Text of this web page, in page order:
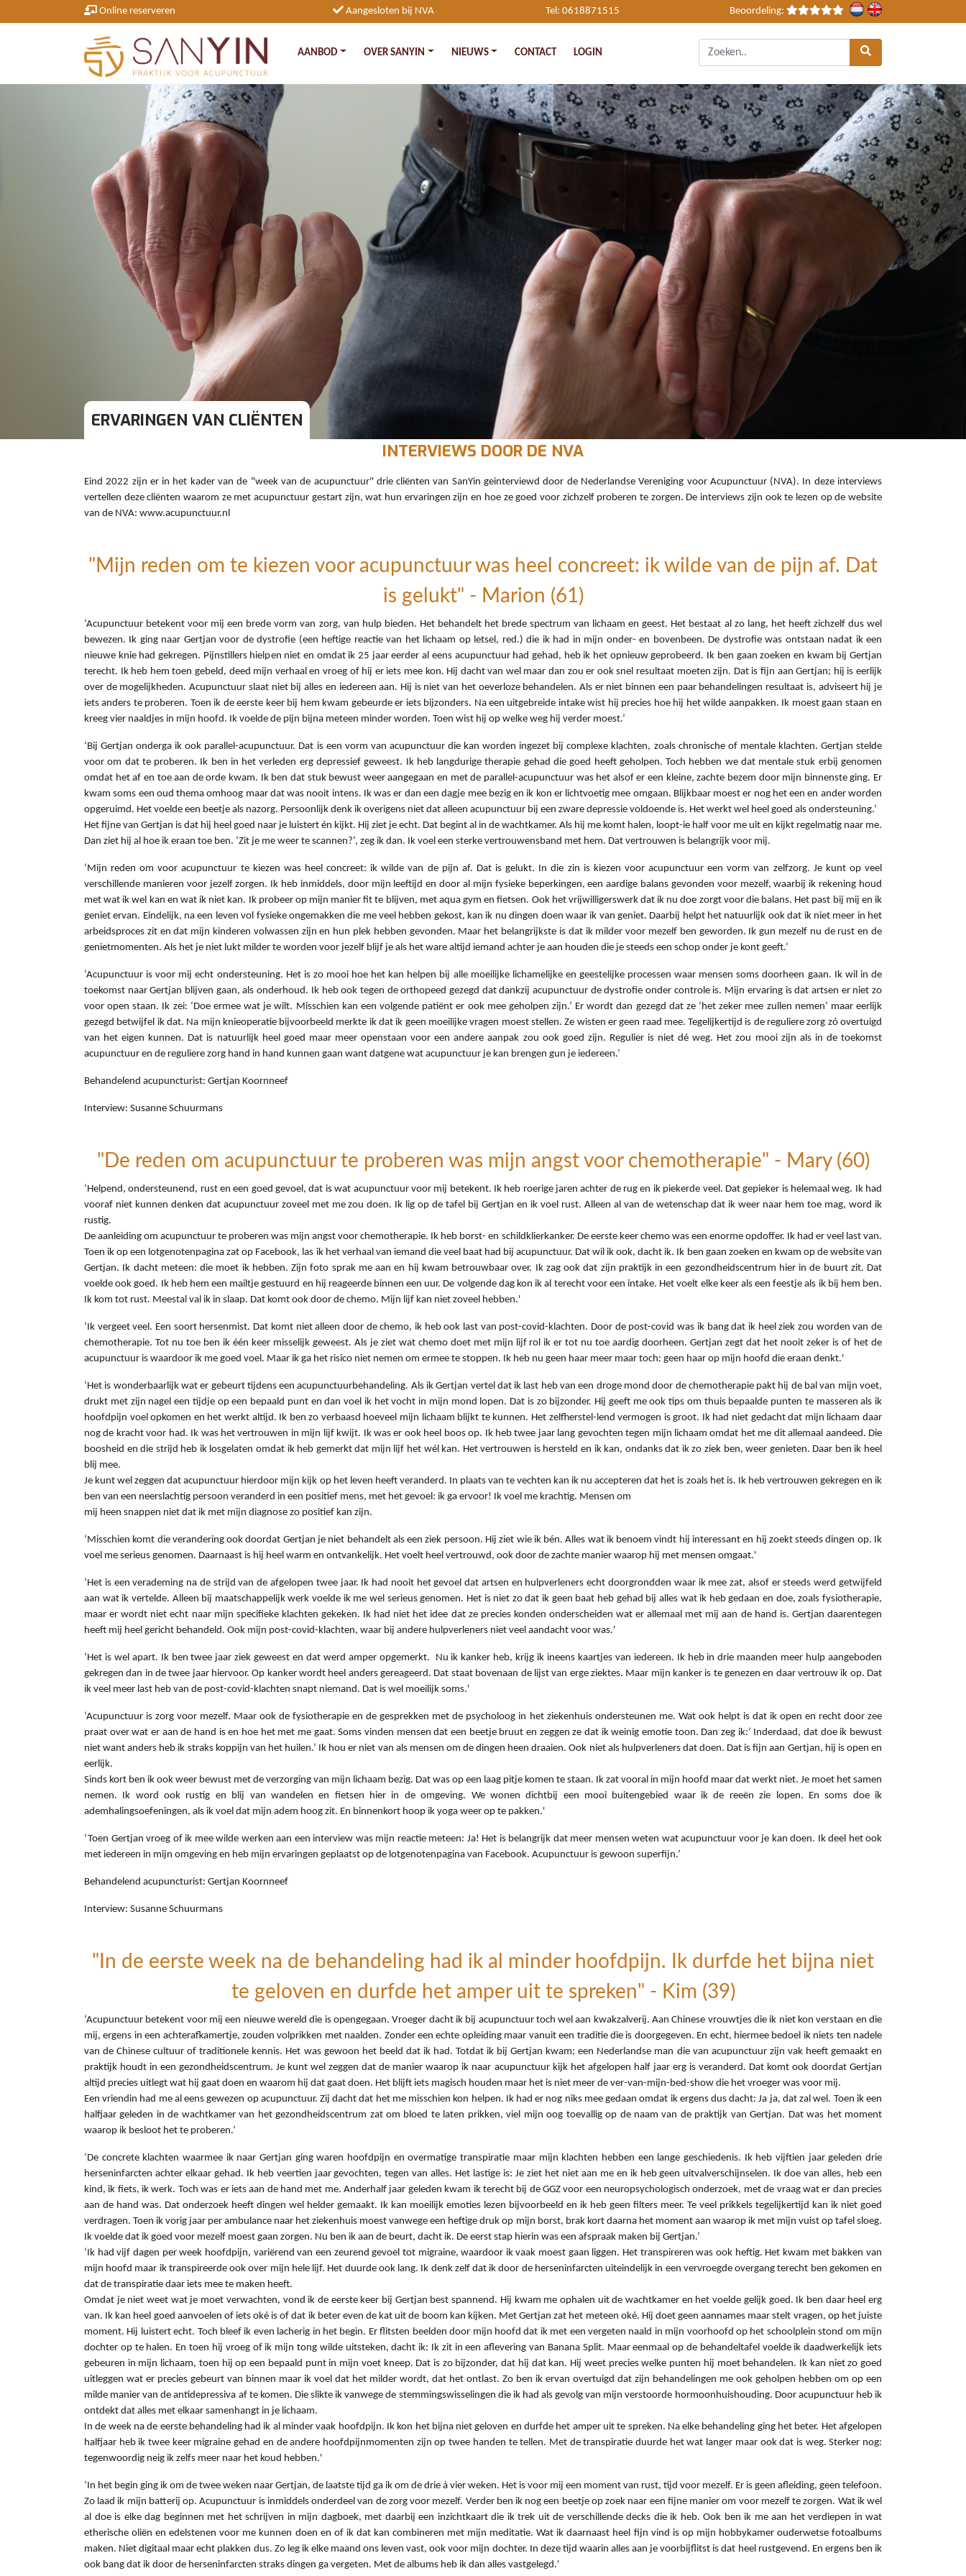
Online reserveren Aangesloten bij NVA Tel: 0618871515 Beoordeling:
AANBOD OVER SANYIN NIEUWS CONTACT LOGIN
ERVARINGEN VAN CLIËNTEN
INTERVIEWS DOOR DE NVA
Eind 2022 zijn er in het kader van de "week van de acupunctuur" drie cliënten van SanYin geinterviewd door de Nederlandse Vereniging voor Acupunctuur (NVA). In deze interviews
vertellen deze cliënten waarom ze met acupunctuur gestart zijn, wat hun ervaringen zijn en hoe ze goed voor zichzelf proberen te zorgen. De interviews zijn ook te lezen op de website
van de NVA: www.acupunctuur.nl
"Mijn reden om te kiezen voor acupunctuur was heel concreet: ik wilde van de pijn af. Dat
is gelukt" - Marion (61)
‘Acupunctuur betekent voor mij een brede vorm van zorg, van hulp bieden. Het behandelt het brede spectrum van lichaam en geest. Het bestaat al zo lang, het heeft zichzelf dus wel
bewezen. Ik ging naar Gertjan voor de dystrofie (een heftige reactie van het lichaam op letsel, red.) die ik had in mijn onder- en bovenbeen. De dystrofie was ontstaan nadat ik een
nieuwe knie had gekregen. Pijnstillers hielpen niet en omdat ik 25 jaar eerder al eens acupunctuur had gehad, heb ik het opnieuw geprobeerd. Ik ben gaan zoeken en kwam bij Gertjan
terecht. Ik heb hem toen gebeld, deed mijn verhaal en vroeg of hij er iets mee kon. Hij dacht van wel maar dan zou er ook snel resultaat moeten zijn. Dat is fijn aan Gertjan; hij is eerlijk
over de mogelijkheden. Acupunctuur slaat niet bij alles en iedereen aan. Hij is niet van het oeverloze behandelen. Als er niet binnen een paar behandelingen resultaat is, adviseert hij je
iets anders te proberen. Toen ik de eerste keer bij hem kwam gebeurde er iets bijzonders. Na een uitgebreide intake wist hij precies hoe hij het wilde aanpakken. Ik moest gaan staan en
kreeg vier naaldjes in mijn hoofd. Ik voelde de pijn bijna meteen minder worden. Toen wist hij op welke weg hij verder moest.’
‘Bij Gertjan onderga ik ook parallel-acupunctuur. Dat is een vorm van acupunctuur die kan worden ingezet bij complexe klachten, zoals chronische of mentale klachten. Gertjan stelde
voor om dat te proberen. Ik ben in het verleden erg depressief geweest. Ik heb langdurige therapie gehad die goed heeft geholpen. Toch hebben we dat mentale stuk erbij genomen
omdat het af en toe aan de orde kwam. Ik ben dat stuk bewust weer aangegaan en met de parallel-acupunctuur was het alsof er een kleine, zachte bezem door mijn binnenste ging. Er
kwam soms een oud thema omhoog maar dat was nooit intens. Ik was er dan een dagje mee bezig en ik kon er lichtvoetig mee omgaan. Blijkbaar moest er nog het een en ander worden
opgeruimd. Het voelde een beetje als nazorg. Persoonlijk denk ik overigens niet dat alleen acupunctuur bij een zware depressie voldoende is. Het werkt wel heel goed als ondersteuning.’
Het fijne van Gertjan is dat hij heel goed naar je luistert én kijkt. Hij ziet je echt. Dat begint al in de wachtkamer. Als hij me komt halen, loopt-ie half voor me uit en kijkt regelmatig naar me.
Dan ziet hij al hoe ik eraan toe ben. ‘Zit je me weer te scannen?’, zeg ik dan. Ik voel een sterke vertrouwensband met hem. Dat vertrouwen is belangrijk voor mij.
‘Mijn reden om voor acupunctuur te kiezen was heel concreet: ik wilde van de pijn af. Dat is gelukt. In die zin is kiezen voor acupunctuur een vorm van zelfzorg. Je kunt op veel
verschillende manieren voor jezelf zorgen. Ik heb inmiddels, door mijn leeftijd en door al mijn fysieke beperkingen, een aardige balans gevonden voor mezelf, waarbij ik rekening houd
met wat ik wel kan en wat ik niet kan. Ik probeer op mijn manier fit te blijven, met aqua gym en fietsen. Ook het vrijwilligerswerk dat ik nu doe zorgt voor die balans. Het past bij mij en ik
geniet ervan. Eindelijk, na een leven vol fysieke ongemakken die me veel hebben gekost, kan ik nu dingen doen waar ik van geniet. Daarbij helpt het natuurlijk ook dat ik niet meer in het
arbeidsproces zit en dat mijn kinderen volwassen zijn en hun plek hebben gevonden. Maar het belangrijkste is dat ik milder voor mezelf ben geworden. Ik gun mezelf nu de rust en de
genietmomenten. Als het je niet lukt milder te worden voor jezelf blijf je als het ware altijd iemand achter je aan houden die je steeds een schop onder je kont geeft.’
‘Acupunctuur is voor mij echt ondersteuning. Het is zo mooi hoe het kan helpen bij alle moeilijke lichamelijke en geestelijke processen waar mensen soms doorheen gaan. Ik wil in de
toekomst naar Gertjan blijven gaan, als onderhoud. Ik heb ook tegen de orthopeed gezegd dat dankzij acupunctuur de dystrofie onder controle is. Mijn ervaring is dat artsen er niet zo
voor open staan. Ik zei: ‘Doe ermee wat je wilt. Misschien kan een volgende patiënt er ook mee geholpen zijn.’ Er wordt dan gezegd dat ze ‘het zeker mee zullen nemen’ maar eerlijk
gezegd betwijfel ik dat. Na mijn knieoperatie bijvoorbeeld merkte ik dat ik geen moeilijke vragen moest stellen. Ze wisten er geen raad mee. Tegelijkertijd is de reguliere zorg zó overtuigd
van het eigen kunnen. Dat is natuurlijk heel goed maar meer openstaan voor een andere aanpak zou ook goed zijn. Regulier is niet dé weg. Het zou mooi zijn als in de toekomst
acupunctuur en de reguliere zorg hand in hand kunnen gaan want datgene wat acupunctuur je kan brengen gun je iedereen.’
Behandelend acupuncturist: Gertjan Koornneef
Interview: Susanne Schuurmans
"De reden om acupunctuur te proberen was mijn angst voor chemotherapie" - Mary (60)
‘Helpend, ondersteunend, rust en een goed gevoel, dat is wat acupunctuur voor mij betekent. Ik heb roerige jaren achter de rug en ik piekerde veel. Dat gepieker is helemaal weg. Ik had
vooraf niet kunnen denken dat acupunctuur zoveel met me zou doen. Ik lig op de tafel bij Gertjan en ik voel rust. Alleen al van de wetenschap dat ik weer naar hem toe mag, word ik
rustig.
De aanleiding om acupunctuur te proberen was mijn angst voor chemotherapie. Ik heb borst- en schildklierkanker. De eerste keer chemo was een enorme opdoffer. Ik had er veel last van.
Toen ik op een lotgenotenpagina zat op Facebook, las ik het verhaal van iemand die veel baat had bij acupunctuur. Dat wil ik ook, dacht ik. Ik ben gaan zoeken en kwam op de website van
Gertjan. Ik dacht meteen: die moet ik hebben. Zijn foto sprak me aan en hij kwam betrouwbaar over. Ik zag ook dat zijn praktijk in een gezondheidscentrum hier in de buurt zit. Dat
voelde ook goed. Ik heb hem een mailtje gestuurd en hij reageerde binnen een uur. De volgende dag kon ik al terecht voor een intake. Het voelt elke keer als een feestje als ik bij hem ben.
Ik kom tot rust. Meestal val ik in slaap. Dat komt ook door de chemo. Mijn lijf kan niet zoveel hebben.'
‘Ik vergeet veel. Een soort hersenmist. Dat komt niet alleen door de chemo, ik heb ook last van post-covid-klachten. Door de post-covid was ik bang dat ik heel ziek zou worden van de
chemotherapie. Tot nu toe ben ik één keer misselijk geweest. Als je ziet wat chemo doet met mijn lijf rol ik er tot nu toe aardig doorheen. Gertjan zegt dat het nooit zeker is of het de
acupunctuur is waardoor ik me goed voel. Maar ik ga het risico niet nemen om ermee te stoppen. Ik heb nu geen haar meer maar toch: geen haar op mijn hoofd die eraan denkt.'
‘Het is wonderbaarlijk wat er gebeurt tijdens een acupunctuurbehandeling. Als ik Gertjan vertel dat ik last heb van een droge mond door de chemotherapie pakt hij de bal van mijn voet,
drukt met zijn nagel een tijdje op een bepaald punt en dan voel ik het vocht in mijn mond lopen. Dat is zo bijzonder. Hij geeft me ook tips om thuis bepaalde punten te masseren als ik
hoofdpijn voel opkomen en het werkt altijd. Ik ben zo verbaasd hoeveel mijn lichaam blijkt te kunnen. Het zelfherstel-lend vermogen is groot. Ik had niet gedacht dat mijn lichaam daar
nog de kracht voor had. Ik was het vertrouwen in mijn lijf kwijt. Ik was er ook heel boos op. Ik heb twee jaar lang gevochten tegen mijn lichaam omdat het me dit allemaal aandeed. Die
boosheid en die strijd heb ik losgelaten omdat ik heb gemerkt dat mijn lijf het wél kan. Het vertrouwen is hersteld en ik kan, ondanks dat ik zo ziek ben, weer genieten. Daar ben ik heel
blij mee.
Je kunt wel zeggen dat acupunctuur hierdoor mijn kijk op het leven heeft veranderd. In plaats van te vechten kan ik nu accepteren dat het is zoals het is. Ik heb vertrouwen gekregen en ik
ben van een neerslachtig persoon veranderd in een positief mens, met het gevoel: ik ga ervoor! Ik voel me krachtig. Mensen om
mij heen snappen niet dat ik met mijn diagnose zo positief kan zijn.
‘Misschien komt die verandering ook doordat Gertjan je niet behandelt als een ziek persoon. Hij ziet wie ik bén. Alles wat ik benoem vindt hij interessant en hij zoekt steeds dingen op. Ik
voel me serieus genomen. Daarnaast is hij heel warm en ontvankelijk. Het voelt heel vertrouwd, ook door de zachte manier waarop hij met mensen omgaat.'
‘Het is een verademing na de strijd van de afgelopen twee jaar. Ik had nooit het gevoel dat artsen en hulpverleners echt doorgrondden waar ik mee zat, alsof er steeds werd getwijfeld
aan wat ik vertelde. Alleen bij maatschappelijk werk voelde ik me wel serieus genomen. Het is niet zo dat ik geen baat heb gehad bij alles wat ik heb gedaan en doe, zoals fysiotherapie,
maar er wordt niet echt naar mijn specifieke klachten gekeken. Ik had niet het idee dat ze precies konden onderscheiden wat er allemaal met mij aan de hand is. Gertjan daarentegen
heeft mij heel gericht behandeld. Ook mijn post-covid-klachten, waar bij andere hulpverleners niet veel aandacht voor was.'
‘Het is wel apart. Ik ben twee jaar ziek geweest en dat werd amper opgemerkt. Nu ik kanker heb, krijg ik ineens kaartjes van iedereen. Ik heb in drie maanden meer hulp aangeboden
gekregen dan in de twee jaar hiervoor. Op kanker wordt heel anders gereageerd. Dat staat bovenaan de lijst van erge ziektes. Maar mijn kanker is te genezen en daar vertrouw ik op. Dat
ik veel meer last heb van de post-covid-klachten snapt niemand. Dat is wel moeilijk soms.'
‘Acupunctuur is zorg voor mezelf. Maar ook de fysiotherapie en de gesprekken met de psycholoog in het ziekenhuis ondersteunen me. Wat ook helpt is dat ik open en recht door zee
praat over wat er aan de hand is en hoe het met me gaat. Soms vinden mensen dat een beetje bruut en zeggen ze dat ik weinig emotie toon. Dan zeg ik:’ Inderdaad, dat doe ik bewust
niet want anders heb ik straks koppijn van het huilen.’ Ik hou er niet van als mensen om de dingen heen draaien. Ook niet als hulpverleners dat doen. Dat is fijn aan Gertjan, hij is open en
eerlijk.
Sinds kort ben ik ook weer bewust met de verzorging van mijn lichaam bezig. Dat was op een laag pitje komen te staan. Ik zat vooral in mijn hoofd maar dat werkt niet. Je moet het samen
nemen. Ik word ook rustig en blij van wandelen en fietsen hier in de omgeving. We wonen dichtbij een mooi buitengebied waar ik de reeën zie lopen. En soms doe ik
ademhalingsoefeningen, als ik voel dat mijn adem hoog zit. En binnenkort hoop ik yoga weer op te pakken.'
‘Toen Gertjan vroeg of ik mee wilde werken aan een interview was mijn reactie meteen: Ja! Het is belangrijk dat meer mensen weten wat acupunctuur voor je kan doen. Ik deel het ook
met iedereen in mijn omgeving en heb mijn ervaringen geplaatst op de lotgenotenpagina van Facebook. Acupunctuur is gewoon superfijn.’
Behandelend acupuncturist: Gertjan Koornneef
Interview: Susanne Schuurmans
"In de eerste week na de behandeling had ik al minder hoofdpijn. Ik durfde het bijna niet
te geloven en durfde het amper uit te spreken" - Kim (39)
‘Acupunctuur betekent voor mij een nieuwe wereld die is opengegaan. Vroeger dacht ik bij acupunctuur toch wel aan kwakzalverij. Aan Chinese vrouwtjes die ik niet kon verstaan en die
mij, ergens in een achterafkamertje, zouden volprikken met naalden. Zonder een echte opleiding maar vanuit een traditie die is doorgegeven. En echt, hiermee bedoel ik niets ten nadele
van de Chinese cultuur of traditionele kennis. Het was gewoon het beeld dat ik had. Totdat ik bij Gertjan kwam; een Nederlandse man die van acupunctuur zijn vak heeft gemaakt en
praktijk houdt in een gezondheidscentrum. Je kunt wel zeggen dat de manier waarop ik naar acupunctuur kijk het afgelopen half jaar erg is veranderd. Dat komt ook doordat Gertjan
altijd precies uitlegt wat hij gaat doen en waarom hij dat gaat doen. Het blijft iets magisch houden maar het is niet meer de ver-van-mijn-bed-show die het vroeger was voor mij.
Een vriendin had me al eens gewezen op acupunctuur. Zij dacht dat het me misschien kon helpen. Ik had er nog niks mee gedaan omdat ik ergens dus dacht: Ja ja, dat zal wel. Toen ik een
halfjaar geleden in de wachtkamer van het gezondheidscentrum zat om bloed te laten prikken, viel mijn oog toevallig op de naam van de praktijk van Gertjan. Dat was het moment
waarop ik besloot het te proberen.’
‘De concrete klachten waarmee ik naar Gertjan ging waren hoofdpijn en overmatige transpiratie maar mijn klachten hebben een lange geschiedenis. Ik heb vijftien jaar geleden drie
herseninfarcten achter elkaar gehad. Ik heb veertien jaar gevochten, tegen van alles. Het lastige is: Je ziet het niet aan me en ik heb geen uitvalverschijnselen. Ik doe van alles, heb een
kind, ik fiets, ik werk. Toch was er iets aan de hand met me. Anderhalf jaar geleden kwam ik terecht bij de GGZ voor een neuropsychologisch onderzoek, met de vraag wat er dan precies
aan de hand was. Dat onderzoek heeft dingen wel helder gemaakt. Ik kan moeilijk emoties lezen bijvoorbeeld en ik heb geen filters meer. Te veel prikkels tegelijkertijd kan ik niet goed
verdragen. Toen ik vorig jaar per ambulance naar het ziekenhuis moest vanwege een heftige druk op mijn borst, brak kort daarna het moment aan waarop ik met mijn vuist op tafel sloeg.
Ik voelde dat ik goed voor mezelf moest gaan zorgen. Nu ben ik aan de beurt, dacht ik. De eerst stap hierin was een afspraak maken bij Gertjan.’
‘Ik had vijf dagen per week hoofdpijn, variërend van een zeurend gevoel tot migraine, waardoor ik vaak moest gaan liggen. Het transpireren was ook heftig. Het kwam met bakken van
mijn hoofd maar ik transpireerde ook over mijn hele lijf. Het duurde ook lang. Ik denk zelf dat ik door de herseninfarcten uiteindelijk in een vervroegde overgang terecht ben gekomen en
dat de transpiratie daar iets mee te maken heeft.
Omdat je niet weet wat je moet verwachten, vond ik de eerste keer bij Gertjan best spannend. Hij kwam me ophalen uit de wachtkamer en het voelde gelijk goed. Ik ben daar heel erg
van. Ik kan heel goed aanvoelen of iets oké is of dat ik beter even de kat uit de boom kan kijken. Met Gertjan zat het meteen oké. Hij doet geen aannames maar stelt vragen, op het juiste
moment. Hij luistert echt. Toch bleef ik even lacherig in het begin. Er flitsten beelden door mijn hoofd dat ik met een vergeten naald in mijn voorhoofd op het schoolplein stond om mijn
dochter op te halen. En toen hij vroeg of ik mijn tong wilde uitsteken, dacht ik: Ik zit in een aflevering van Banana Split. Maar eenmaal op de behandeltafel voelde ik daadwerkelijk iets
gebeuren in mijn lichaam, toen hij op een bepaald punt in mijn voet kneep. Dat is zo bijzonder, dat hij dat kan. Hij weet precies welke punten hij moet behandelen. Ik kan niet zo goed
uitleggen wat er precies gebeurt van binnen maar ik voel dat het milder wordt, dat het ontlast. Zo ben ik ervan overtuigd dat zijn behandelingen me ook geholpen hebben om op een
milde manier van de antidepressiva af te komen. Die slikte ik vanwege de stemmingswisselingen die ik had als gevolg van mijn verstoorde hormoonhuishouding. Door acupunctuur heb ik
ontdekt dat alles met elkaar samenhangt in je lichaam.
In de week na de eerste behandeling had ik al minder vaak hoofdpijn. Ik kon het bijna niet geloven en durfde het amper uit te spreken. Na elke behandeling ging het beter. Het afgelopen
halfjaar heb ik twee keer migraine gehad en de andere hoofdpijnmomenten zijn op twee handen te tellen. Met de transpiratie duurde het wat langer maar ook dat is weg. Sterker nog:
tegenwoordig neig ik zelfs meer naar het koud hebben.'
‘In het begin ging ik om de twee weken naar Gertjan, de laatste tijd ga ik om de drie á vier weken. Het is voor mij een moment van rust, tijd voor mezelf. Er is geen afleiding, geen telefoon.
Zo laad ik mijn batterij op. Acupunctuur is inmiddels onderdeel van de zorg voor mezelf. Verder ben ik nog een beetje op zoek naar een fijne manier om voor mezelf te zorgen. Wat ik wel
al doe is elke dag beginnen met het schrijven in mijn dagboek, met daarbij een inzichtkaart die ik trek uit de verschillende decks die ik heb. Ook ben ik me aan het verdiepen in wat
etherische oliën en edelstenen voor me kunnen doen en of ik dat kan combineren met mijn meditatie. Wat ik daarnaast heel fijn vind is op mijn hobbykamer ouderwetse fotoalbums
maken. Niet digitaal maar echt plakken dus. Zo leg ik elke maand ons leven vast, ook voor mijn dochter. In deze tijd waarin alles aan je voorbijflitst is dat heel rustgevend. En ergens ben ik
ook bang dat ik door de herseninfarcten straks dingen ga vergeten. Met de albums heb ik dan alles vastgelegd.'